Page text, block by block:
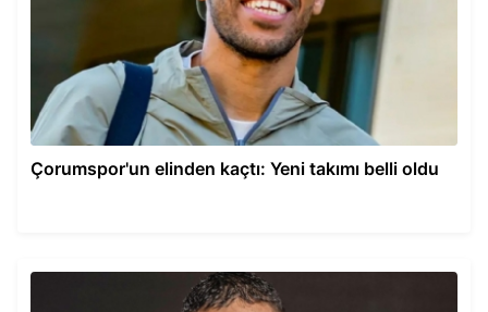
Çorumspor'un elinden kaçtı: Yeni takımı belli oldu